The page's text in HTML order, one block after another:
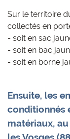
Sur le territoire
collectés en
- soit en sac
- soit en bac
- soit en borne
Ensuite, les
conditionnés
matériaux,